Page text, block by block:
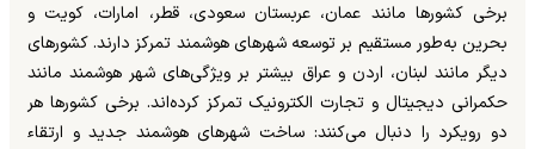
برخی کشورها مانند عمان، عربستان سعودی، قطر، امارات، کویت و
بحرین به‌طور مستقیم بر توسعه شهرهای هوشمند تمرکز دارند. کشورهای
دیگر مانند لبنان، اردن و عراق بیشتر بر ویژگی‌های شهر هوشمند مانند
حکمرانی دیجیتال و تجارت الکترونیک تمرکز کرده‌اند. برخی کشورها هر
دو رویکرد را دنبال می‌کنند: ساخت شهرهای هوشمند جدید و ارتقاء